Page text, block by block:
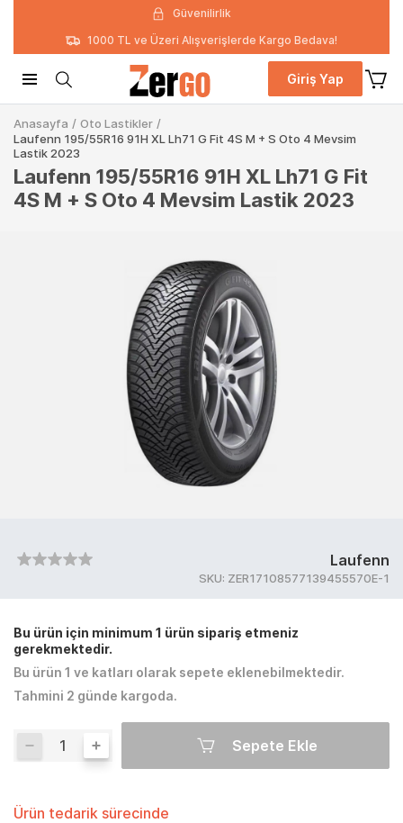
Güvenilirlik
1000 TL ve Üzeri Alışverişlerde Kargo Bedava!
Giriş Yap
Anasayfa / Oto Lastikler /
Laufenn 195/55R16 91H XL Lh71 G Fit 4S M + S Oto 4 Mevsim
Lastik 2023
Laufenn 195/55R16 91H XL Lh71 G Fit
4S M + S Oto 4 Mevsim Lastik 2023
Laufenn
SKU: ZER17108577139455570E-1
Bu ürün için minimum 1 ürün sipariş etmeniz
gerekmektedir.
Bu ürün 1 ve katları olarak sepete eklenebilmektedir.
Tahmini 2 günde kargoda.
Sepete Ekle
Ürün tedarik sürecinde